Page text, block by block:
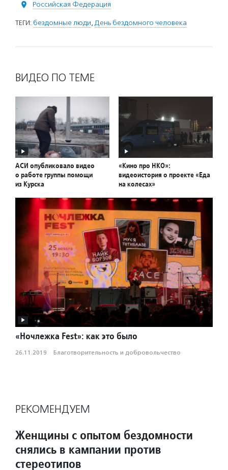
Российская Федерация
ТЕГИ: бездомные люди, День бездомного человека
ВИДЕО ПО ТЕМЕ
АСИ опубликовало видео
о работе группы помощи
из Курска
«Кино про НКО»:
видеоистория о проекте «Еда
на колесах»
«Ночлежка Fest»: как это было
26.11.2019 · Благотвори­тель­ность и доброволь­чест­во
РЕКОМЕНДУЕМ
Женщины с опытом бездомности
снялись в кампании против
стереотипов